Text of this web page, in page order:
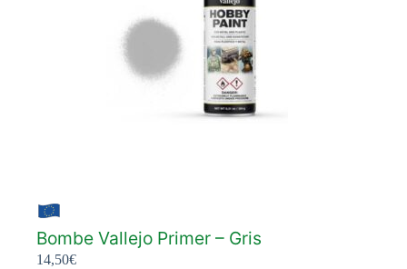
Bombe Vallejo Primer – Gris
14,50€